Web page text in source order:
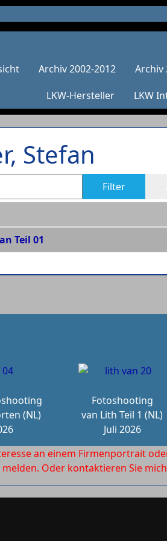
Archiv 2002-2012 Archiv
LKW-Hersteller
LKW
Stefan
Filter
Teil 01
(NL)
Fotoshooting
van Lith Teil 1 (NL)
Juli 2026
an einem Firmenportrait
melden. Oder kontaktieren Sie